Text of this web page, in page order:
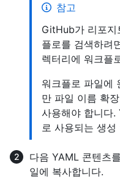
참고
GitHub가 리포
플로를 검색하려
렉터리에 워크플
워크플로 파일에
만 파일 이름 확
사용해야 합니다.
로 사용되는 생성
다음 YAML 콘텐츠를
일에 복사합니다.